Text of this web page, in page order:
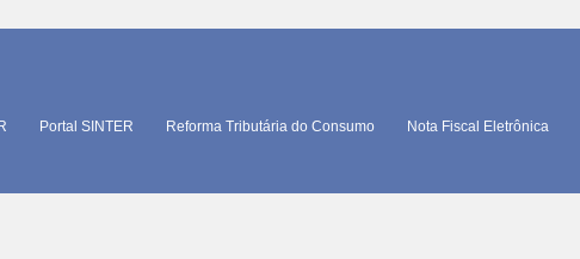
Portal SINTER Reforma Tributária do Consumo Nota Fiscal Eletrônica